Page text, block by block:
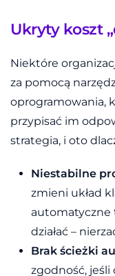
Ukryty koszt
Niektóre
za pomocą
oprogramowania,
przypisać im
strategia, i oto
Niestabilne
zmieni układ
automatyczne
działać –
Brak ścieżki
zgodność, jeśli